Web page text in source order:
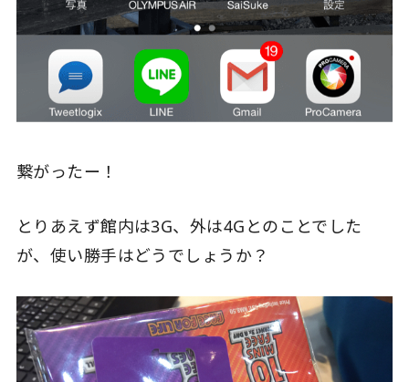
繋がったー！
とりあえず館内は3G、外は4Gとのことでした
が、使い勝手はどうでしょうか？